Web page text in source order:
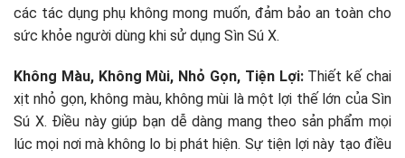
các tác dụng phụ không mong muốn, đảm bảo an toàn cho
sức khỏe người dùng khi sử dụng Sìn Sú X.
Không Màu, Không Mùi, Nhỏ Gọn, Tiện Lợi:Thiết kế chai
xịt nhỏ gọn, không màu, không mùi là một lợi thế lớn của Sìn
Sú X. Điều này giúp bạn dễ dàng mang theo sản phẩm mọi
lúc mọi nơi mà không lo bị phát hiện. Sự tiện lợi này tạo điều